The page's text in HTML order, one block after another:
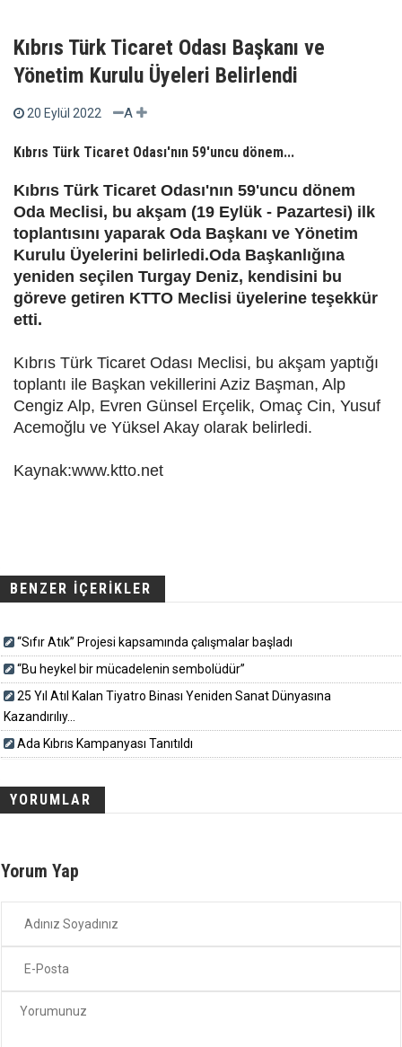
Kıbrıs Türk Ticaret Odası Başkanı ve
Yönetim Kurulu Üyeleri Belirlendi
20 Eylül 2022 A
Kıbrıs Türk Ticaret Odası'nın 59'uncu dönem...
Kıbrıs Türk Ticaret Odası'nın 59'uncu dönem
Oda Meclisi, bu akşam (19 Eylük - Pazartesi) ilk
toplantısını yaparak Oda Başkanı ve Yönetim
Kurulu Üyelerini belirledi.Oda Başkanlığına
yeniden seçilen Turgay Deniz, kendisini bu
göreve getiren KTTO Meclisi üyelerine teşekkür
etti.
Kıbrıs Türk Ticaret Odası Meclisi, bu akşam yaptığı
toplantı ile Başkan vekillerini Aziz Başman, Alp
Cengiz Alp, Evren Günsel Erçelik, Omaç Cin, Yusuf
Acemoğlu ve Yüksel Akay olarak belirledi.
Kaynak:www.ktto.net
BENZER İÇERİKLER
“Sıfır Atık” Projesi kapsamında çalışmalar başladı
“Bu heykel bir mücadelenin sembolüdür”
25 Yıl Atıl Kalan Tiyatro Binası Yeniden Sanat Dünyasına
Kazandırılıy...
Ada Kıbrıs Kampanyası Tanıtıldı
YORUMLAR
Yorum Yap